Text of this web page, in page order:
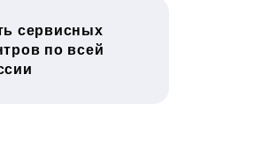
сервисных
по всей